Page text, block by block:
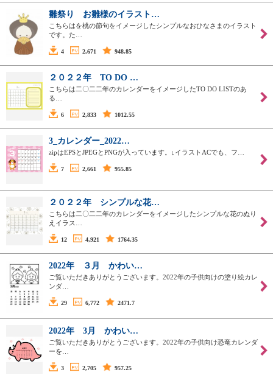
雛祭り お雛様のイラスト…
こちらはを桃の節句をイメージしたシンプルなおひなさまのイラスト
です。た…
4 2,671 948.85
２０２２年 TO DO …
こちらは二〇二二年のカレンダーをイメージしたTO DO LISTのあ
る…
6 2,833 1012.55
3_カレンダー_2022…
zipはEPSとJPEGとPNGが入っています。↓イラストACでも、フ…
7 2,661 955.85
２０２２年 シンプルな花…
こちらは二〇二二年のカレンダーをイメージしたシンプルな花のぬり
えイラス…
12 4,921 1764.35
2022年 ３月 かわい…
ご覧いただきありがとうございます。2022年の子供向けの塗り絵カレ
ンダ…
29 6,772 2471.7
2022年 3月 かわい…
ご覧いただきありがとうございます。2022年の子供向け恐竜カレンダ
ーを…
3 2,705 957.25